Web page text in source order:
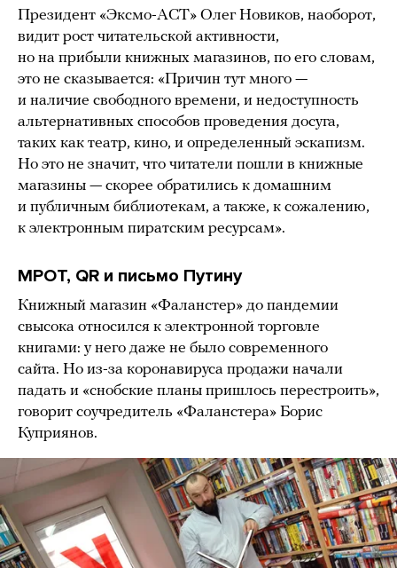
Президент «Эксмо-АСТ» Олег Новиков, наоборот,
видит рост читательской активности,
но на прибыли книжных магазинов, по его словам,
это не сказывается: «Причин тут много —
и наличие свободного времени, и недоступность
альтернативных способов проведения досуга,
таких как театр, кино, и определенный эскапизм.
Но это не значит, что читатели пошли в книжные
магазины — скорее обратились к домашним
и публичным библиотекам, а также, к сожалению,
к электронным пиратским ресурсам».
МРОТ, QR и письмо Путину
Книжный магазин «Фаланстер» до пандемии
свысока относился к электронной торговле
книгами: у него даже не было современного
сайта. Но из-за коронавируса продажи начали
падать и «снобские планы пришлось перестроить»,
говорит соучредитель «Фаланстера» Борис
Куприянов.